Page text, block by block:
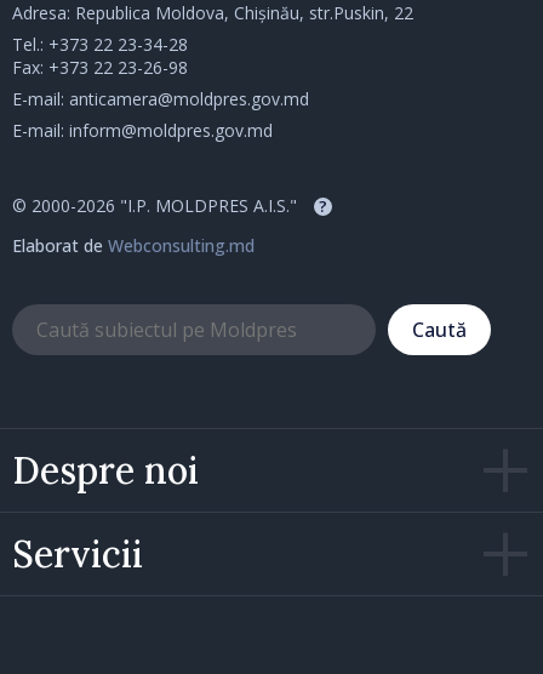
Despre noi
Servicii
Adresa: Republica Moldova, Chișinău, str.Puskin, 22
Tel.: +373 22 23-34-28
Fax: +373 22 23-26-98
E-mail: anticamera@moldpres.gov.md
E-mail: inform@moldpres.gov.md
© 2000-2026 "I.P. MOLDPRES A.I.S." ?
Elaborat de Webconsulting.md
Caută